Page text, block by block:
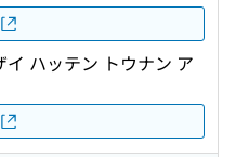
イ ハッテン トウナン ア